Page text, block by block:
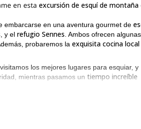
en esta excursión de esquí de montaña
embarcarse en una aventura gourmet de
, y el refugio Sennes . Ambos ofrecen
probaremos la exquisita cocina local
los mejores lugares para esquiar, y
mientras pasamos un tiempo increíble